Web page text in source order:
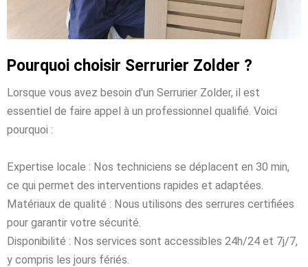
Pourquoi choisir Serrurier Zolder ?
Lorsque vous avez besoin d'un Serrurier Zolder, il est
essentiel de faire appel à un professionnel qualifié. Voici
pourquoi :
Expertise locale : Nos techniciens se déplacent en 30 min,
ce qui permet des interventions rapides et adaptées.
Matériaux de qualité : Nous utilisons des serrures certifiées
pour garantir votre sécurité.
Disponibilité : Nos services sont accessibles 24h/24 et 7j/7,
y compris les jours fériés.